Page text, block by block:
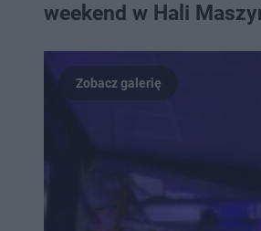
weekend w Hali